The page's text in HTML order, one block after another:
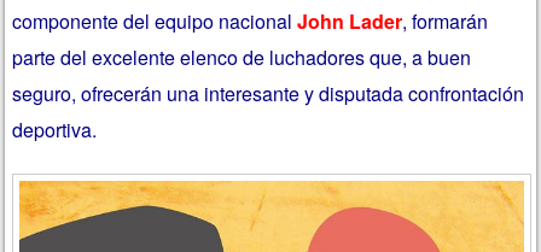
componente del equipo nacionalJohn Lader, formarán
parte del excelente elenco de luchadores que, a buen
seguro, ofrecerán una interesante y disputada confrontación
deportiva.